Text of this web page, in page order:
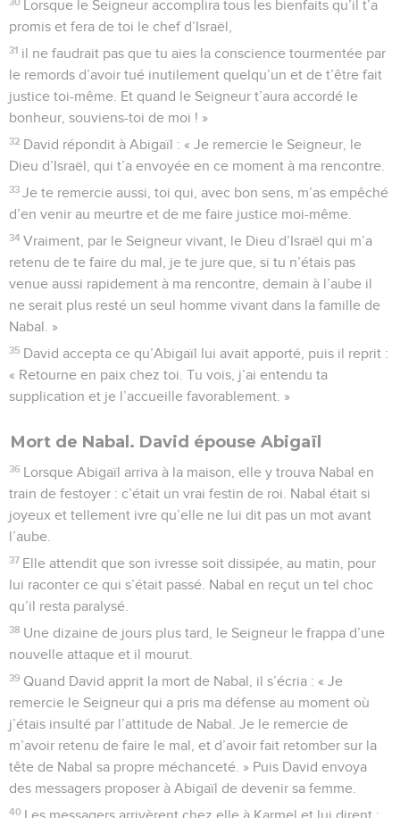
Lorsque le Seigneur accomplira tous les bienfaits qu’il t’a
promis et fera de toi le chef d’Israël,
31 il ne faudrait pas que tu aies la conscience tourmentée par
le remords d’avoir tué inutilement quelqu’un et de t’être fait
justice toi-même. Et quand le Seigneur t’aura accordé le
bonheur, souviens-toi de moi ! »
32 David répondit à Abigaïl : « Je remercie le Seigneur, le
Dieu d’Israël, qui t’a envoyée en ce moment à ma rencontre.
33 Je te remercie aussi, toi qui, avec bon sens, m’as empêché
d’en venir au meurtre et de me faire justice moi-même.
34 Vraiment, par le Seigneur vivant, le Dieu d’Israël qui m’a
retenu de te faire du mal, je te jure que, si tu n’étais pas
venue aussi rapidement à ma rencontre, demain à l’aube il
ne serait plus resté un seul homme vivant dans la famille de
Nabal. »
35 David accepta ce qu’Abigaïl lui avait apporté, puis il reprit :
« Retourne en paix chez toi. Tu vois, j’ai entendu ta
supplication et je l’accueille favorablement. »
Mort de Nabal. David épouse Abigaïl
36 Lorsque Abigaïl arriva à la maison, elle y trouva Nabal en
train de festoyer : c’était un vrai festin de roi. Nabal était si
joyeux et tellement ivre qu’elle ne lui dit pas un mot avant
l’aube.
37 Elle attendit que son ivresse soit dissipée, au matin, pour
lui raconter ce qui s’était passé. Nabal en reçut un tel choc
qu’il resta paralysé.
38 Une dizaine de jours plus tard, le Seigneur le frappa d’une
nouvelle attaque et il mourut.
39 Quand David apprit la mort de Nabal, il s’écria : « Je
remercie le Seigneur qui a pris ma défense au moment où
j’étais insulté par l’attitude de Nabal. Je le remercie de
m’avoir retenu de faire le mal, et d’avoir fait retomber sur la
tête de Nabal sa propre méchanceté. » Puis David envoya
des messagers proposer à Abigaïl de devenir sa femme.
40 Les messagers arrivèrent chez elle à Karmel et lui dirent :